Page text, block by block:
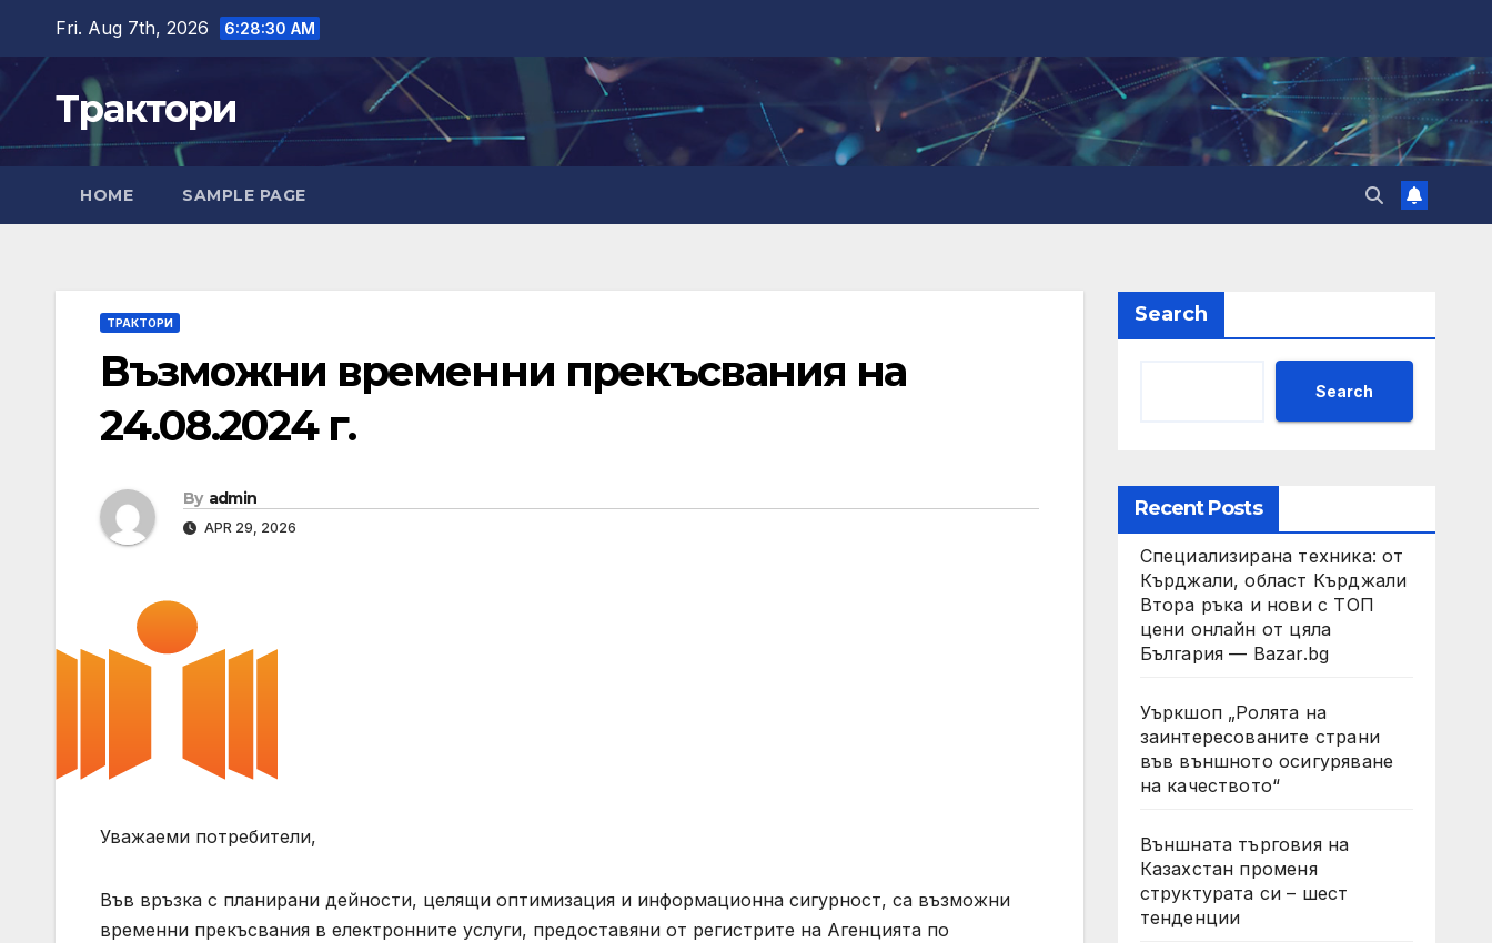
content
Fri. Aug 7th, 2026 6:28:31 AM
Трактори
HOME SAMPLE PAGE
ТРАКТОРИ
Възможни временни прекъсвания на
24.08.2024 г.
By admin
APR 29, 2026
Уважаеми потребители,
Във връзка с планирани дейности, целящи оптимизация и информационна сигурност, са възможни
временни прекъсвания в електронните услуги, предоставяни от регистрите на Агенцията по
Search
Search
Recent Posts
Специализирана техника: от
Кърджали, област Кърджали
Втора ръка и нови с ТОП
цени онлайн от цяла
България — Bazar.bg
Уъркшоп „Ролята на
заинтересованите страни
във външното осигуряване
на качеството“
Външната търговия на
Казахстан променя
структурата си – шест
тенденции